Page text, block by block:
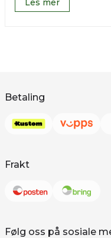
Les mer
Betaling
Frakt
Følg oss på sosiale